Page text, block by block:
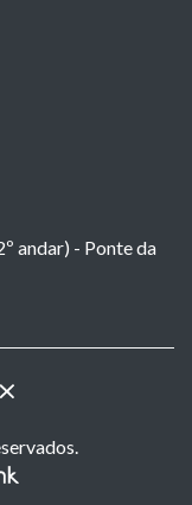
andar) - Ponte da